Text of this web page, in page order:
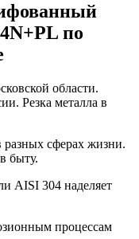
по
области.
Резка металла в
разных сферах жизни.
быту.
AISI 304 наделяет
процессам